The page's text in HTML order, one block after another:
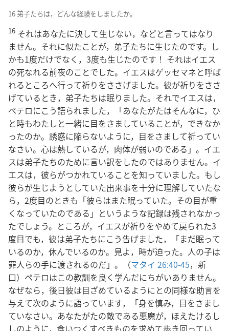
16 弟子たちは，どんな経験をしましたか。
16 それはあなたに決して生じない，などと言ってはなり
ません。それに似たことが，弟子たちに生じたのです。し
かも1度だけでなく，3度も生じたのです！ それはイエス
の死なれる前夜のことでした。イエスはゲッセマネと呼ば
れるところへ行って祈りをささげました。彼が祈りをささ
げているとき，弟子たちは眠りました。それでイエスは，
ペテロにこう語られました，「あなたがたはそんなに，ひ
と時もわたしと一緒に目をさましていることが，できなか
ったのか。誘惑に陥らないように，目をさまして祈ってい
なさい。心は熱しているが，肉体が弱いのである」。イエ
スは弟子たちのために言い訳をしたのではありません。イ
エスは，彼らがつかれていることを知っていました。もし
彼らが生じようとしていた出来事を十分に理解していたな
ら，2度目のときも「彼らはまた眠っていた。その目が重
くなっていたのである」というような記録は残されなかっ
たでしょう。ところが，イエスが祈りをやめて戻られた3
度目でも，彼は弟子たちにこう告げました，「まだ眠って
いるのか，休んでいるのか。見よ，時が迫った。人の子は
罪人らの手に渡されるのだ」。（マタイ 26:40-45，新
口）ペテロはこの教訓を良く学んだにちがいありません。
なぜなら，後日彼は目ざめているようにとの同様な助言を
与えて次のように語っています，「身を慎み，目をさまし
ていなさい。あなたがたの敵である悪魔が，ほえたけるし
しのように，食いつくすべきものを求めて歩き回ってい